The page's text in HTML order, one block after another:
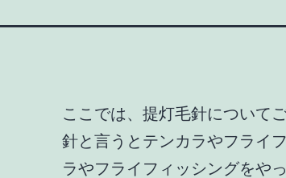
ここでは、提灯毛針について
針と言うとテンカラやフライ
ラやフライフィッシングをや